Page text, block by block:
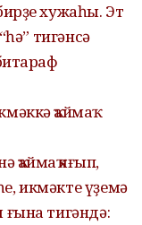
хужаһы. Эт
тигәнсә
ҡаймаҡ
яғып,
икмәкте үҙемә
ғына тигәндә: